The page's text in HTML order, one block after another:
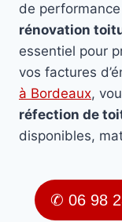
de
rénovation
essentiel pour
vos factures
à Bordeaux,
réfection de
disponibles,
✆ 06 98